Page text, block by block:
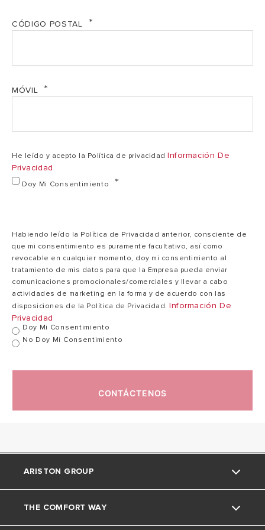
(AT= 45ºC)
protección
CÓDIGO POSTAL
MÓVIL
He leído y acepto la Política de privacidad Información De
Privacidad
Doy Mi Consentimiento
Habiendo leído la Política de Privacidad anterior, consciente de
que mi consentimiento es puramente facultativo, así como
revocable en cualquier momento, doy mi consentimiento al
tratamiento de mis datos para que la Empresa pueda enviar
comunicaciones promocionales/comerciales y llevar a cabo
actividades de marketing en la forma y de acuerdo con las
disposiciones de la Política de Privacidad. Información De
Privacidad
Doy Mi Consentimiento
No Doy Mi Consentimiento
CONTÁCTENOS
ARISTON GROUP
La marca Ariston
THE COMFORT WAY